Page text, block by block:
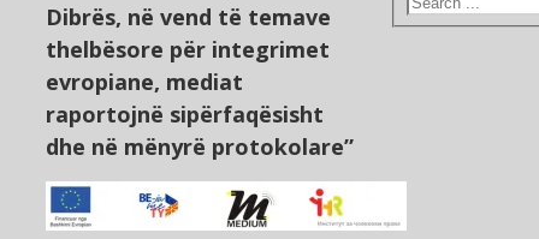
Dibrës, në vend të temave
thelbësore për integrimet
evropiane, mediat
raportojnë sipërfaqësisht
dhe në mënyrë protokolare”